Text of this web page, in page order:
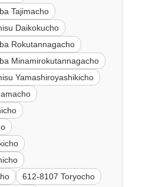
Tajimacho
Daikokucho
Rokutannagacho
Minamirokutannagacho
Yamashiroyashikicho
612-8107 Toryocho